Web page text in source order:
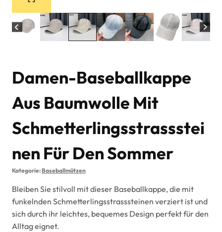
Damen-Baseballkappe
Aus Baumwolle Mit
Schmetterlingsstrassstei
Nen Für Den Sommer
Kategorie:Baseballmützen
Bleiben Sie stilvoll mit dieser Baseballkappe, die mit
funkelnden Schmetterlingsstrasssteinen verziert ist und
sich durch ihr leichtes, bequemes Design perfekt für den
Alltag eignet.